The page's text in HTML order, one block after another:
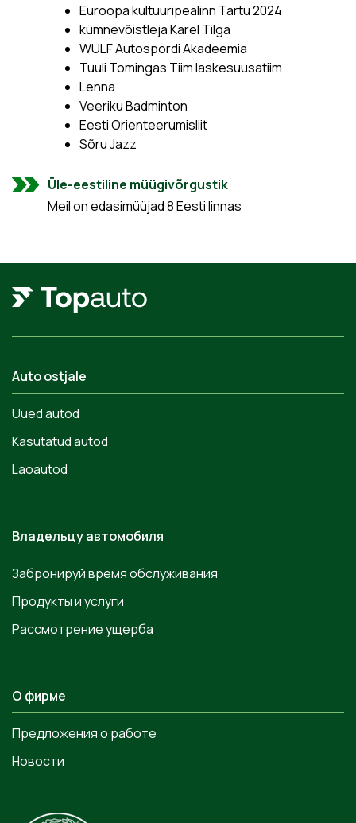
Euroopa kultuuripealinn Tartu 2024
kümnevõistleja Karel Tilga
WULF Autospordi Akadeemia
Tuuli Tomingas Tiim laskesuusatiim
Lenna
Veeriku Badminton
Eesti Orienteerumisliit
Sõru Jazz
Üle-eestiline müügivõrgustik
Meil on edasimüüjad 8 Eesti linnas
Auto ostjale
Uued autod
Kasutatud autod
Laoautod
Владельцу автомобиля
Забронируй время обслуживания
Продукты и услуги
Рассмотрение ущерба
О фирме
Предложения о работе
Новости